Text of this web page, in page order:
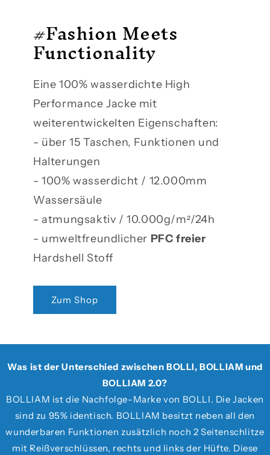
#Fashion Meets
Functionality
Eine 100% wasserdichte High
Performance Jacke mit
weiterentwickelten Eigenschaften:
- über 15 Taschen, Funktionen und
Halterungen
- 100% wasserdicht / 12.000mm
Wassersäule
- atmungsaktiv / 10.000g/m²/24h
- umweltfreundlicher PFC freier
Hardshell Stoff
Zum Shop
Was ist der Unterschied zwischen BOLLI, BOLLIAM und
BOLLIAM 2.0?
BOLLIAM ist die Nachfolge-Marke von BOLLI. Die Jacken
sind zu 95% identisch. BOLLIAM besitzt neben all den
wunderbaren Funktionen zusätzlich noch 2 Seitenschlitze
mit Reißverschlüssen, rechts und links der Hüfte. Diese